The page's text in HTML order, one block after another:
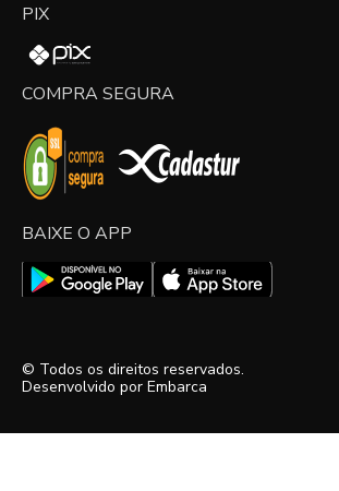
PIX
COMPRA SEGURA
BAIXE O APP
© Todos os direitos reservados.
Desenvolvido por Embarca